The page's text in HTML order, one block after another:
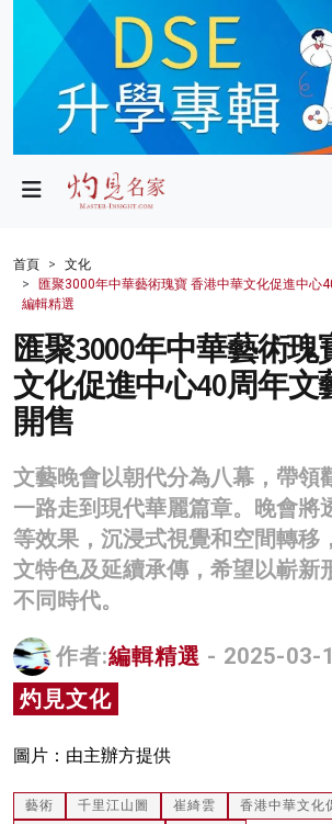
政局
財經
生活
健康
商業
科技
影片
名家榜
灼見活動
關於我們
首頁
文化
匯聚3000年中華藝術瑰寶 香港中華文化促進中心
編輯精選
匯聚3000年中華藝術瑰
文化促進中心40周年文
開售
文藝晚會以朝代分為八幕，帶領
一路走到現代華麗篇章。晚會將
等效果，沉浸式視覺和空間轉移
文特色及延續承傳，希望以嶄新
不同時代。
作者:編輯精選 - 2025-03-
灼見文化
圖片：由主辦方提供
藝術 千里江山圖 崔綺雲 香港中華文化